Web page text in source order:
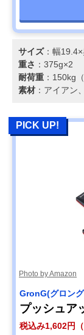
サイズ：幅
重さ ：375g×2
耐荷重 ：150kg
素材 ：アイアン
PICK UP!
Photo by Amazon
GronG(グロン
プッシュア
税込み1,602円